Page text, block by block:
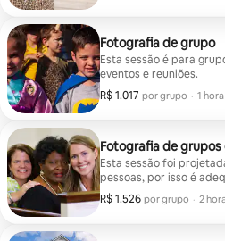
Fotografia de grupo
Esta sessão é para
eventos e reuniões.
R$ 1.017 por grupo
R$ 1.017 por grupo
, · 1
Fotografia de
Esta sessão foi
pessoas, por isso é
R$ 1.526 por grupo
R$ 1.526 por grupo
, · 2